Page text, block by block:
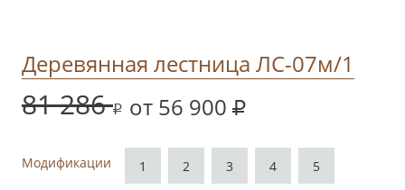
Деревянная лестница ЛС-07м/1
81 286 от 56 900
Модификации 1 2 3 4 5